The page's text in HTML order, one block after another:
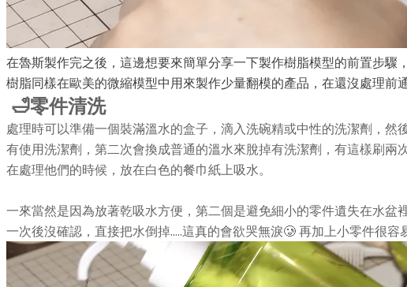
在魯斯製作完之後，這邊想要來簡單分享一下製作樹脂模型的前置步
樹脂同樣在歐美的微縮模型中用來製作少量翻模的產品，在還沒處理前
🛁零件清洗
處理時可以準備一個裝滿溫水的盒子，滴入洗碗精或中性的洗潔劑，
有使用洗潔劑，第二次會換成普通的溫水來脫掉有洗潔劑，有這樣刷
在處理他們的時候，放在白色的餐巾紙上吸水。
一來當然是因為放著乾吸水方便，第二個是避免細小的零件遺失在水
一次後沒確認，直接把水倒掉.....這真的會欲哭無淚🥲 再加上小零件很